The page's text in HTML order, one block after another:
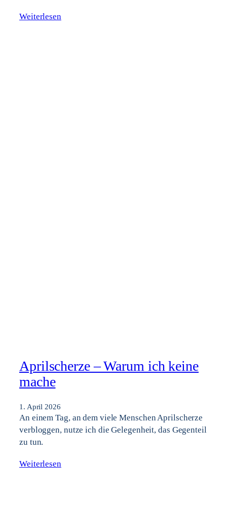
Weiterlesen
Aprilscherze – Warum ich keine
mache
1. April 2026
An einem Tag, an dem viele Menschen Aprilscherze
verbloggen, nutze ich die Gelegenheit, das Gegenteil
zu tun.
Weiterlesen